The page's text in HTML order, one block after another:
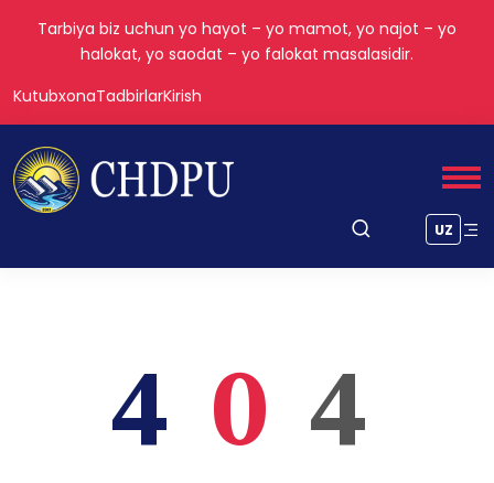
Tarbiya biz uchun yo hayot – yo mamot, yo najot – yo
halokat, yo saodat – yo falokat masalasidir.
KutubxonaTadbirlarKirish
UZ
4 0 4